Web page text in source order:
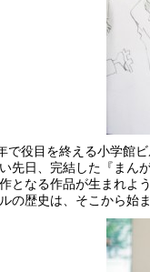
で役目を終える小学館
先日、完結した『まん
となる作品が生まれよ
の歴史は、そこから始